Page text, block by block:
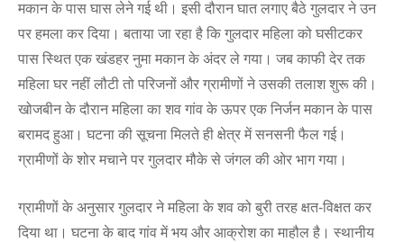
मकान के पास घास लेने गई थी। इसी दौरान घात लगाए बैठे गुलदार ने उन
पर हमला कर दिया। बताया जा रहा है कि गुलदार महिला को घसीटकर
पास स्थित एक खंडहर नुमा मकान के अंदर ले गया। जब काफी देर तक
महिला घर नहीं लौटी तो परिजनों और ग्रामीणों ने उसकी तलाश शुरू की।
खोजबीन के दौरान महिला का शव गांव के ऊपर एक निर्जन मकान के पास
बरामद हुआ। घटना की सूचना मिलते ही क्षेत्र में सनसनी फैल गई।
ग्रामीणों के शोर मचाने पर गुलदार मौके से जंगल की ओर भाग गया।
ग्रामीणों के अनुसार गुलदार ने महिला के शव को बुरी तरह क्षत-विक्षत कर
दिया था। घटना के बाद गांव में भय और आक्रोश का माहौल है। स्थानीय